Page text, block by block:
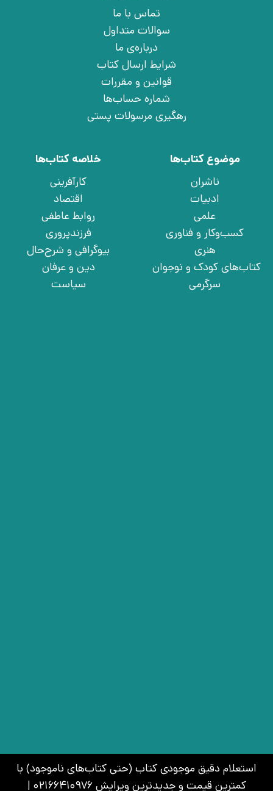
استعلام دقیق موجودی کتاب (حتی کتاب‌های ناموجود) با
کمترین قیمت و جدیدترین ویرایش 02166410976 |
تماس با ما
سوالات متداول
درباره‌ی ما
شرایط ارسال کتاب
قوانین و مقررات
شماره حساب‌ها
رهگیری مرسولات پستی
موضوع کتاب‌ها
ناشران
ادبیات
علمی
کسب‌وکار و فناوری
هنری
کتاب‌های کودک و نوجوان
سرگرمی
خلاصه کتاب‌ها
کارآفرینی
اقتصاد
روابط عاطفی
فرزندپروری
بیوگرافی و شرح‌حال
دین و عرفان
سیاست